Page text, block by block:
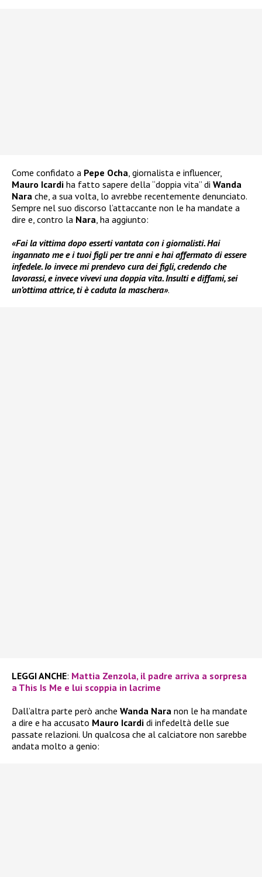
Come confidato a Pepe Ocha, giornalista e influencer,
Mauro Icardi ha fatto sapere della “doppia vita” di Wanda
Nara che, a sua volta, lo avrebbe recentemente denunciato.
Sempre nel suo discorso l’attaccante non le ha mandate a
dire e, contro la Nara, ha aggiunto:
«Fai la vittima dopo esserti vantata con i giornalisti. Hai
ingannato me e i tuoi figli per tre anni e hai affermato di essere
infedele. Io invece mi prendevo cura dei figli, credendo che
lavorassi, e invece vivevi una doppia vita. Insulti e diffami, sei
un’ottima attrice, ti è caduta la maschera».
LEGGI ANCHE: Mattia Zenzola, il padre arriva a sorpresa
a This Is Me e lui scoppia in lacrime
Dall’altra parte però anche Wanda Nara non le ha mandate
a dire e ha accusato Mauro Icardi di infedeltà delle sue
passate relazioni. Un qualcosa che al calciatore non sarebbe
andata molto a genio: